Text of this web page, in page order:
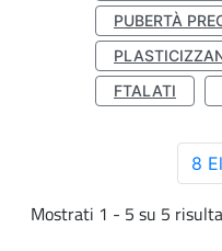
PUBERTÀ
FTALATI
8
Mostrati 1 - 5 su 5